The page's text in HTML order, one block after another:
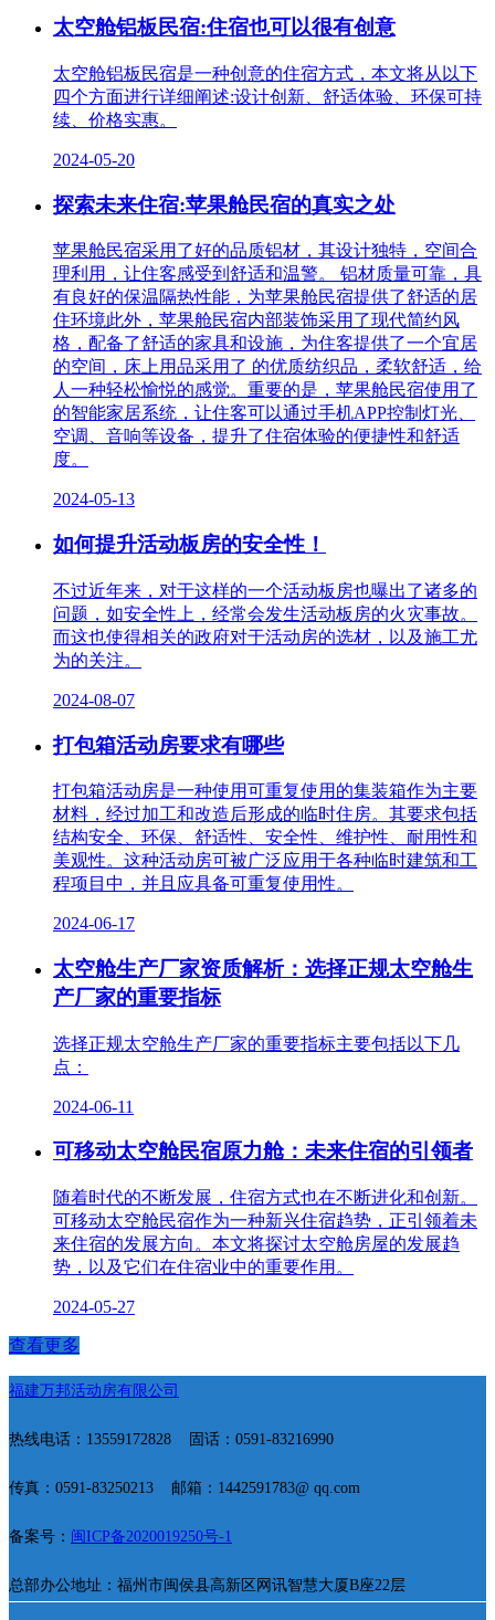
太空舱铝板民宿:住宿也可以很有创意
太空舱铝板民宿是一种创意的住宿方式，本文将从以下
四个方面进行详细阐述:设计创新、舒适体验、环保可持
续、价格实惠。
2024-05-20
探索未来住宿:苹果舱民宿的真实之处
苹果舱民宿采用了好的品质铝材，其设计独特，空间合
理利用，让住客感受到舒适和温警。 铝材质量可靠，具
有良好的保温隔热性能，为苹果舱民宿提供了舒适的居
住环境此外，苹果舱民宿内部装饰采用了现代简约风
格，配备了舒适的家具和设施，为住客提供了一个宜居
的空间，床上用品采用了 的优质纺织品，柔软舒适，给
人一种轻松愉悦的感觉。重要的是，苹果舱民宿使用了
的智能家居系统，让住客可以通过手机APP控制灯光、
空调、音响等设备，提升了住宿体验的便捷性和舒适
度。
2024-05-13
如何提升活动板房的安全性！
不过近年来，对于这样的一个活动板房也曝出了诸多的
问题，如安全性上，经常会发生活动板房的火灾事故。
而这也使得相关的政府对于活动房的选材，以及施工尤
为的关注。
2024-08-07
打包箱活动房要求有哪些
打包箱活动房是一种使用可重复使用的集装箱作为主要
材料，经过加工和改造后形成的临时住房。其要求包括
结构安全、环保、舒适性、安全性、维护性、耐用性和
美观性。这种活动房可被广泛应用于各种临时建筑和工
程项目中，并且应具备可重复使用性。
2024-06-17
太空舱生产厂家资质解析：选择正规太空舱生
产厂家的重要指标
选择正规太空舱生产厂家的重要指标主要包括以下几
点：
2024-06-11
可移动太空舱民宿原力舱：未来住宿的引领者
随着时代的不断发展，住宿方式也在不断进化和创新。
可移动太空舱民宿作为一种新兴住宿趋势，正引领着未
来住宿的发展方向。本文将探讨太空舱房屋的发展趋
势，以及它们在住宿业中的重要作用。
2024-05-27
查看更多
福建万邦活动房有限公司
热线电话：13559172828 固话：0591-83216990
传真：0591-83250213 邮箱：1442591783@ qq.com
备案号： 闽ICP备2020019250号-1
总部办公地址：福州市闽侯县高新区网讯智慧大厦B座22层